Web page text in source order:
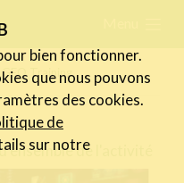
Training
de l'activité
bien fonctionner.
que nous pouvons
des cookies.
de
sur notre